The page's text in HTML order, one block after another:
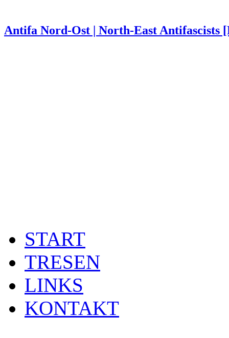
Antifa Nord-Ost | North-East Antifascists
START
TRESEN
LINKS
KONTAKT